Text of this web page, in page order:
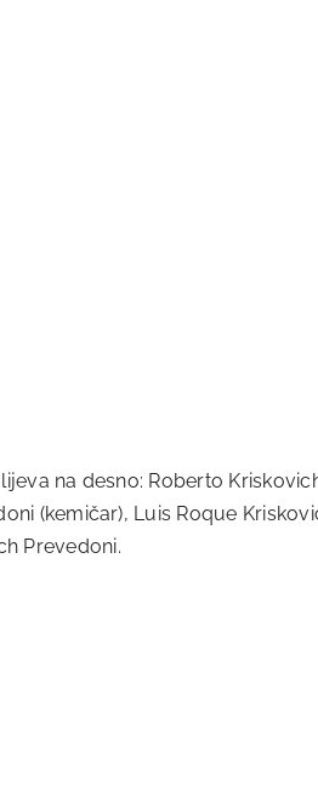
na desno: Roberto
(kemičar), Luis Roque
Prevedoni.